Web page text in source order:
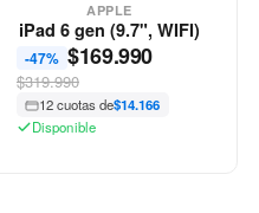
APPLE
iPad 6 gen (9.7", WIFI)
-47% $169.990
$319.990
12 cuotas de$14.166
Disponible